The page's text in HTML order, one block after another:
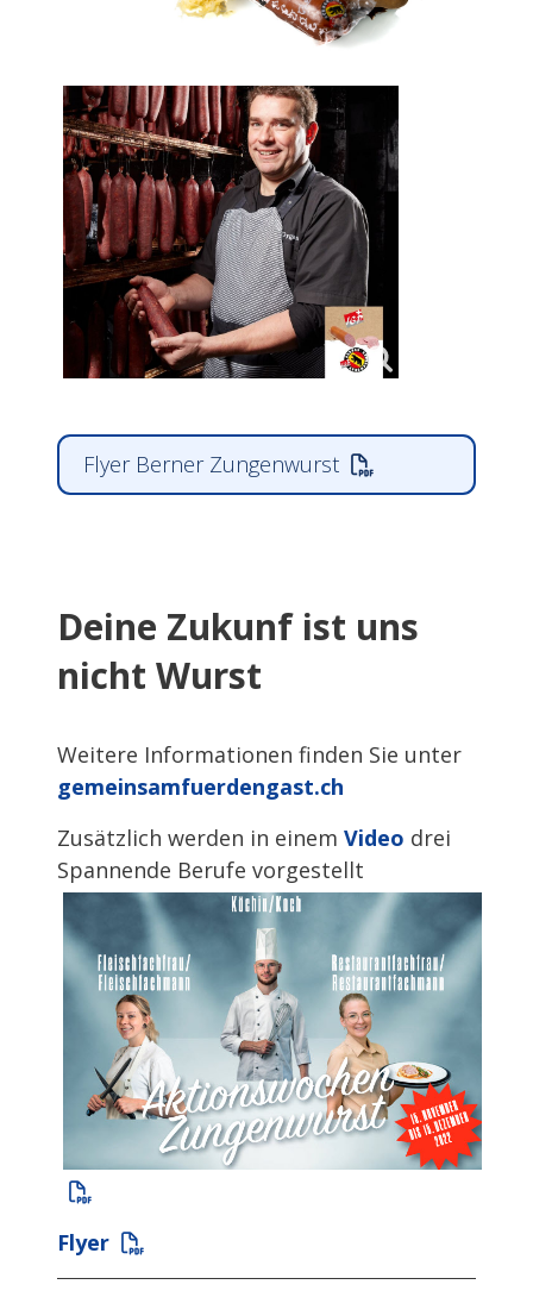
Flyer Berner Zungenwurst
Deine Zukunf ist uns
nicht Wurst
Weitere Informationen finden Sie unter
gemeinsamfuerdengast.ch
Zusätzlich werden in einem Video drei
Spannende Berufe vorgestellt
Flyer